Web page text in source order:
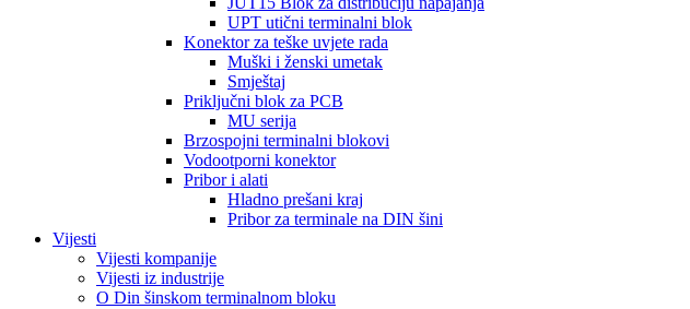
UPT utični terminalni blok
Konektor za teške uvjete rada
Muški i ženski umetak
Smještaj
Priključni blok za PCB
MU serija
Brzospojni terminalni blokovi
Vodootporni konektor
Pribor i alati
Hladno prešani kraj
Pribor za terminale na DIN šini
Vijesti
Vijesti kompanije
Vijesti iz industrije
O Din šinskom terminalnom bloku